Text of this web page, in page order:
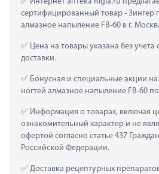
сертифицированный товар - Зингер
алмазное напыление FB-60 в г.
Цена на товары указана без учета
доставки.
Бонусная и специальные акции на
ногтей алмазное напыление FB-60
Информация о товарах, включая
ознакомительный характер и не
офертой согласно статье 437
Российской Федерации.
Доставка рецептурных